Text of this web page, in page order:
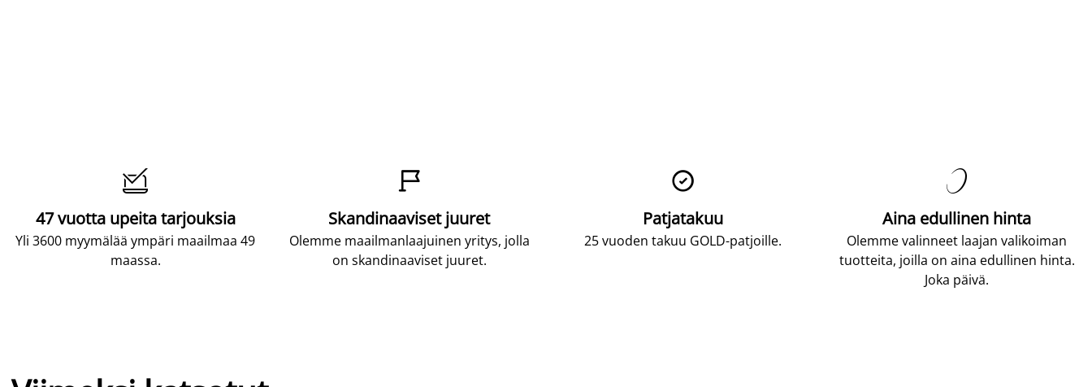

47 vuotta upeita tarjouksia
Yli 3600 myymälää ympäri maailmaa 49
maassa.

Skandinaaviset juuret
Olemme maailmanlaajuinen yritys, jolla
on skandinaaviset juuret.

Patjatakuu
25 vuoden takuu GOLD-patjoille.

Aina edullinen hinta
Olemme valinneet laajan valikoiman
tuotteita, joilla on aina edullinen hinta.
Joka päivä.